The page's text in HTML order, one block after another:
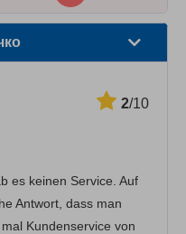
поддръжка
2/10
es keinen Service. Auf
Antwort, dass man
Kundenservice von